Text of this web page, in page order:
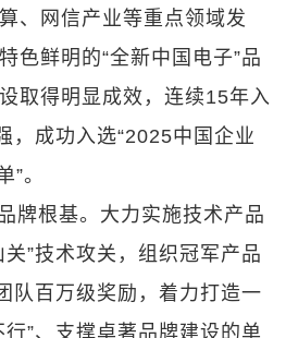
、网信产业等重点领域发
色鲜明的“全新中国电子”品
取得明显成效，连续15年入
，成功入选“2025中国企业
。
牌根基。大力实施技术产品
”技术攻关，组织冠军产品
队百万级奖励，着力打造一
”、支撑卓著品牌建设的单